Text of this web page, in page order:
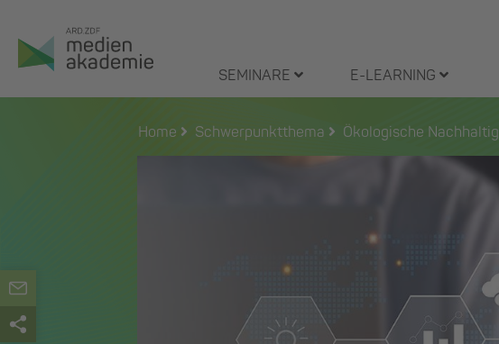
Inhalt
springen
SEMINARE E-LEARNING
Home Schwerpunktthema Ökologische